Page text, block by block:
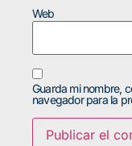
Web
Guarda mi nombre,
navegador para la